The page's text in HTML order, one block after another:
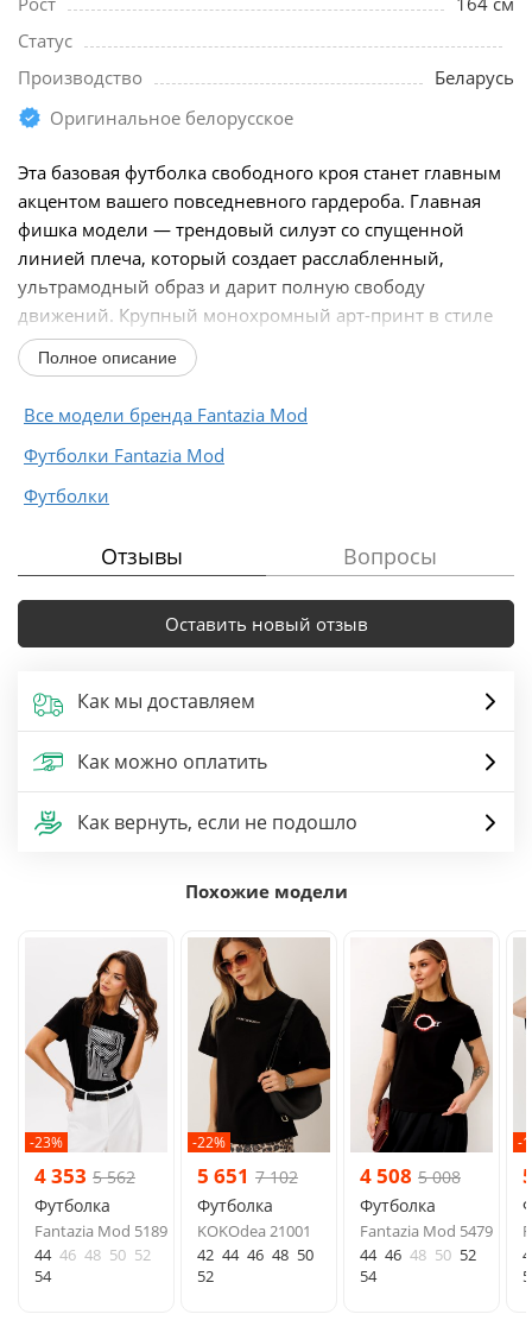
Статус
Производство
Беларусь
Оригинальное белорусское
Эта базовая футболка свободного кроя станет главным
акцентом вашего повседневного гардероба. Главная
фишка модели — трендовый силуэт со спущенной
линией плеча, который создает расслабленный,
ультрамодный образ и дарит полную свободу
движений. Крупный монохромный арт-принт в стиле
поп-арт...
Полное описание
Все модели бренда Fantazia Mod
Футболки Fantazia Mod
Футболки
Отзывы Вопросы
Оставить новый отзыв
Как мы доставляем
Как можно оплатить
Как вернуть, если не подошло
Похожие модели
-23%
4 353 5 562
Футболка
Fantazia Mod 5189
44 46 48 50 52
54
-22%
5 651 7 102
Футболка
KOKOdea 21001
42 44 46 48 50
52
4 508 5 008
Футболка
Fantazia Mod 5479
44 46 48 50 52
54
-